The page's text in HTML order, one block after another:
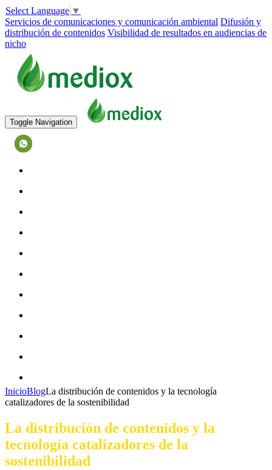
Select Language ▼
Servicios de comunicaciones y comunicación ambiental Difusión y
distribución de contenidos Visibilidad de resultados en audiencias de
nicho
Toggle Navigation
InicioBlogLa distribución de contenidos y la tecnología
catalizadores de la sostenibilidad
La distribución de contenidos y la
tecnología catalizadores de la
sostenibilidad